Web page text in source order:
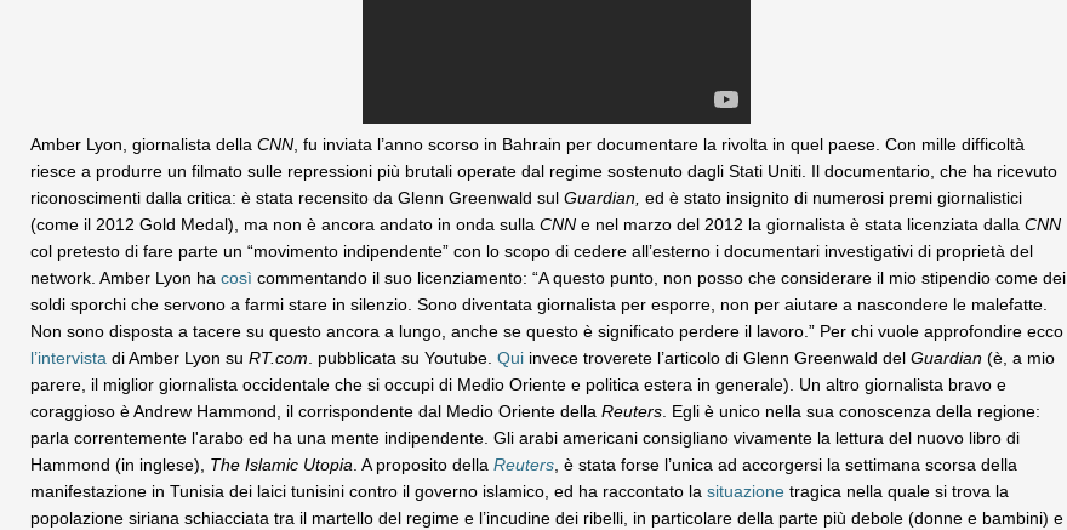
Amber Lyon, giornalista della CNN , fu inviata l’anno scorso in Bahrain per documentare la rivolta in quel paese. Con mille difficoltà
riesce a produrre un filmato sulle repressioni più brutali operate dal regime sostenuto dagli Stati Uniti. Il documentario, che ha ricevuto
riconoscimenti dalla critica: è stata recensito da Glenn Greenwald sul Guardian, ed è stato insignito di numerosi premi giornalistici
(come il 2012 Gold Medal), ma non è ancora andato in onda sulla CNN e nel marzo del 2012 la giornalista è stata licenziata dalla CNN
col pretesto di fare parte un “movimento indipendente” con lo scopo di cedere all’esterno i documentari investigativi di proprietà del
network. Amber Lyon ha così commentando il suo licenziamento: “A questo punto, non posso che considerare il mio stipendio come dei
soldi sporchi che servono a farmi stare in silenzio. Sono diventata giornalista per esporre, non per aiutare a nascondere le malefatte.
Non sono disposta a tacere su questo ancora a lungo, anche se questo è significato perdere il lavoro.” Per chi vuole approfondire ecco
l’intervista di Amber Lyon su RT.com . pubblicata su Youtube. Qui invece troverete l’articolo di Glenn Greenwald del Guardian (è, a mio
parere, il miglior giornalista occidentale che si occupi di Medio Oriente e politica estera in generale). Un altro giornalista bravo e
coraggioso è Andrew Hammond, il corrispondente dal Medio Oriente della Reuters . Egli è unico nella sua conoscenza della regione:
parla correntemente l'arabo ed ha una mente indipendente. Gli arabi americani consigliano vivamente la lettura del nuovo libro di
Hammond (in inglese), The Islamic Utopia . A proposito della Reuters , è stata forse l’unica ad accorgersi la settimana scorsa della
manifestazione in Tunisia dei laici tunisini contro il governo islamico, ed ha raccontato la situazione tragica nella quale si trova la
popolazione siriana schiacciata tra il martello del regime e l’incudine dei ribelli, in particolare della parte più debole (donne e bambini) e